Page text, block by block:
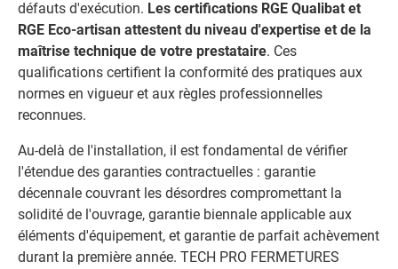
défauts d'exécution. Les certifications RGE Qualibat et
RGE Eco-artisan attestent du niveau d'expertise et de la
maîtrise technique de votre prestataire. Ces
qualifications certifient la conformité des pratiques aux
normes en vigueur et aux règles professionnelles
reconnues.
Au-delà de l'installation, il est fondamental de vérifier
l'étendue des garanties contractuelles : garantie
décennale couvrant les désordres compromettant la
solidité de l'ouvrage, garantie biennale applicable aux
éléments d'équipement, et garantie de parfait achèvement
durant la première année. TECH PRO FERMETURES